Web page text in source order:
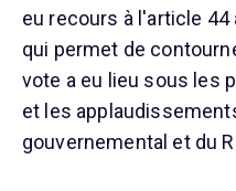
eu recours à l'article 44
qui permet de
vote a eu lieu sous les
et les
gouvernemental et du